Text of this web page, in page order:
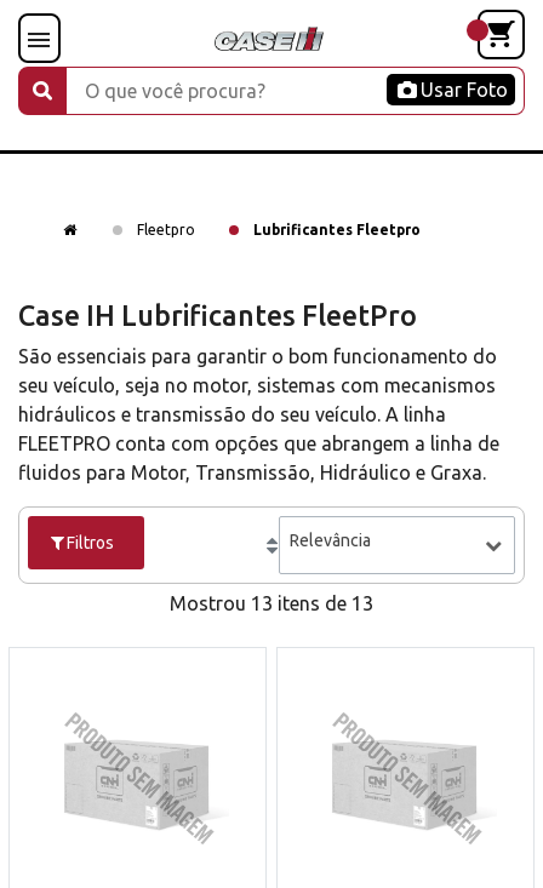
Usar Foto
Fleetpro Lubrificantes Fleetpro
Case IH Lubrificantes FleetPro
São essenciais para garantir o bom funcionamento do
seu veículo, seja no motor, sistemas com mecanismos
hidráulicos e transmissão do seu veículo. A linha
FLEETPRO conta com opções que abrangem a linha de
fluidos para Motor, Transmissão, Hidráulico e Graxa.
Filtros Relevância
Mostrou 13 itens de 13